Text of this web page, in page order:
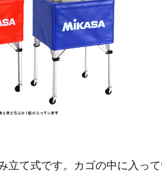
て式です。カゴの中に入っ